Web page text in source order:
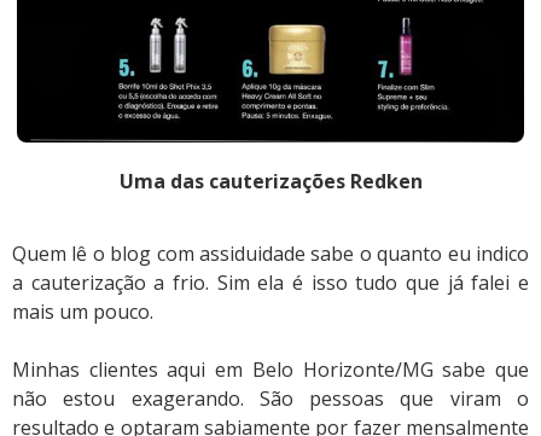
Uma das cauterizações Redken
Quem lê o blog com assiduidade sabe o quanto eu indico
a cauterização a frio. Sim ela é isso tudo que já falei e
mais um pouco.
Minhas clientes aqui em Belo Horizonte/MG sabe que
não estou exagerando. São pessoas que viram o
resultado e optaram sabiamente por fazer mensalmente